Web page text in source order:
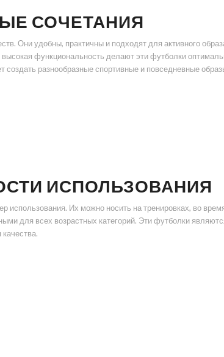
СОЧЕТАНИЯ
Они удобны, практичны и подходят для активного
функциональность делают эти футболки
разнообразные спортивные и повседневные
ИСПОЛЬЗОВАНИЯ
Их можно носить на тренировках, во
для всех возрастных категорий. Эти футболки